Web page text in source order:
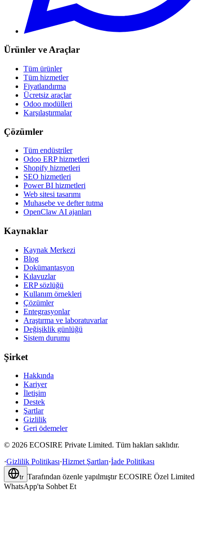
Ürünler ve Araçlar
Tüm ürünler
Tüm hizmetler
Fiyatlandırma
Ücretsiz araçlar
Odoo modülleri
Karşılaştırmalar
Çözümler
Tüm endüstriler
Odoo ERP hizmetleri
Shopify hizmetleri
SEO hizmetleri
Power BI hizmetleri
Web sitesi tasarımı
Muhasebe ve defter tutma
OpenClaw AI ajanları
Kaynaklar
Kaynak Merkezi
Blog
Dokümantasyon
Kılavuzlar
ERP sözlüğü
Kullanım örnekleri
Çözümler
Entegrasyonlar
Araştırma ve laboratuvarlar
Değişiklik günlüğü
Sistem durumu
Şirket
Hakkında
Kariyer
İletişim
Destek
Şartlar
Gizlilik
Geri ödemeler
© 2026 ECOSIRE Private Limited. Tüm hakları saklıdır.
·Gizlilik Politikası·Hizmet Şartları·İade Politikası
tr Tarafından özenle yapılmıştır ECOSIRE Özel Limited
WhatsApp'ta Sohbet Et